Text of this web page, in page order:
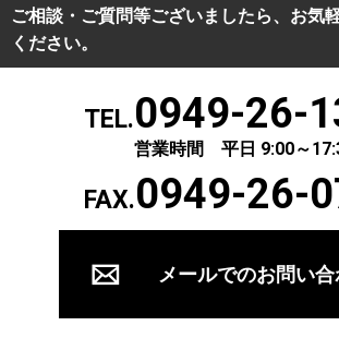
ご相談・ご質問等ございましたら、お気
ください。
TEL.0949-26-
営業時間 平日 9:00～
FAX.0949-26-
メールでのお問い